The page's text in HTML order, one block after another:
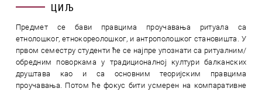
ЦИЉ
Предмет се бави правцима проучавања ритуала са
етнолошког, етнокореолошког, и антрополошког становишта. У
првом семестру студенти ће се најпре упознати са ритуалним/
обредним поворкама у традиционалној култури балканских
друштава као и са основним теоријским правцима
проучавања. Потом ће фокус бити усмерен на компаративне